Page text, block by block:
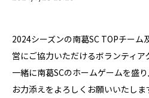
2024シーズンの南葛SC TOPチーム
営にご協力いただけるボランティア
一緒に南葛SCのホームゲームを盛
お力添えをよろしくお願いいたしま